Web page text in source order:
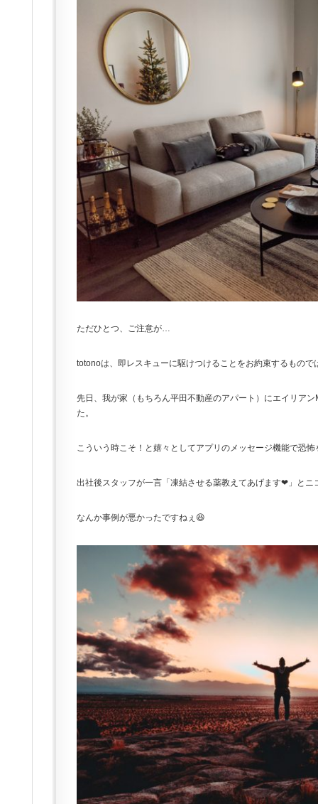
ただひとつ、ご注意が…
totonoは、即レスキューに駆けつけることをお約束するもので
先日、我が家（もちろん平田不動産のアパート）にエイリア
た。
こういう時こそ！と嬉々としてアプリのメッセージ機能で恐
出社後スタッフが一言「凍結させる薬教えてあげます❤」とニ
なんか事例が悪かったですねぇ😆